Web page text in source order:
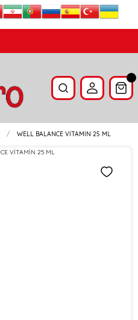
WELL BALANCE VİTAMİN 25 ML